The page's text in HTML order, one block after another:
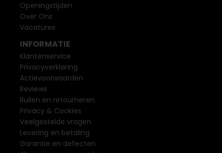
Openingstijden
Over Ons
Vacatures
INFORMATIE
Klantenservice
Privacyverklaring
Actievoorwaarden
Reviews
Ruilen en retourneren
Privacy & Cookies
Veelgestelde vragen
Levering en betaling
Garantie en defecten